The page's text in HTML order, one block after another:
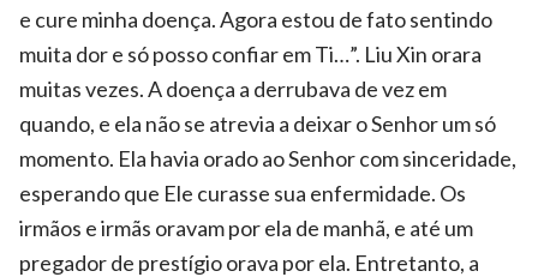
e cure minha doença. Agora estou de fato sentindo
muita dor e só posso confiar em Ti…”. Liu Xin orara
muitas vezes. A doença a derrubava de vez em
quando, e ela não se atrevia a deixar o Senhor um só
momento. Ela havia orado ao Senhor com sinceridade,
esperando que Ele curasse sua enfermidade. Os
irmãos e irmãs oravam por ela de manhã, e até um
pregador de prestígio orava por ela. Entretanto, a